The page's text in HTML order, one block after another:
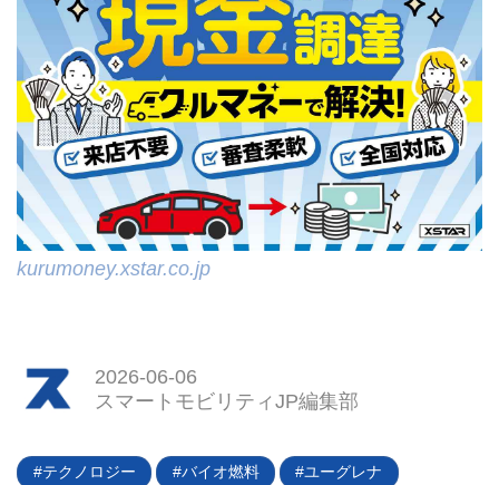
kurumoney.xstar.co.jp
2026-06-06
スマートモビリティJP編集部
テクノロジー バイオ燃料 ユーグレナ